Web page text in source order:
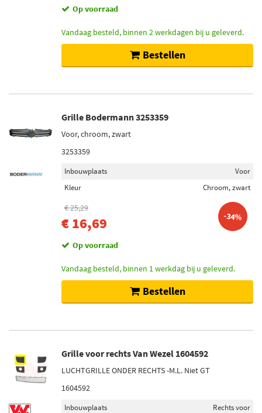
Op voorraad
Vandaag besteld, binnen 2 werkdagen bij u geleverd.
Bestellen
Grille Bodermann 3253359
Voor, chroom, zwart
3253359
Inbouwplaats
Voor
Kleur
Chroom, zwart
€ 25,29
€ 16,69 -34%
Op voorraad
Vandaag besteld, binnen 1 werkdag bij u geleverd.
Bestellen
Grille voor rechts Van Wezel 1604592
LUCHTGRILLE ONDER RECHTS -M.L. Niet GT
1604592
Inbouwplaats
Rechts voor